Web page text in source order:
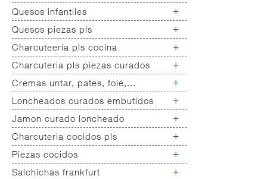
Quesos fundidos lonchas
Queso fundido porciones
Quesos infantiles +
Queso infantiles todos
Quesos piezas pls +
Quesos piezas pls
Charcuteeria pls cocina +
Chacuteria pls cocina todos
Piezas barbacoa
Charcuteria pls piezas curados +
Chorizo sarta/chorizo vela piezas
Piezas
salchichon,fuet,pages,longanizas.
Piezas iberico
Lotes, box
Sobrasadas piezas
Cremas untar, pates, foie,... +
Cremas untar
Pates untar
Pato,oca especialidades pato
untar
Loncheados curados embutidos +
Loncheados curados cerdo
blanco
Loncheados curados pavo
Loncheados varios especiales
Loncheados ibericos embutido
Jamon curado loncheado +
Jamon loncheado cerdo blanco
Jamon iberico loncheado
Charcuteria cocidos pls +
Asados, paleta, lacon
Jamon cocido lonchas
Piezas cocidos +
Jamon cocido/fiambres york
Salchichas frankfurt +